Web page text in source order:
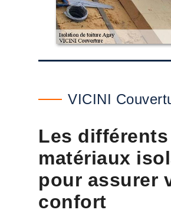
VICINI
Les différents
matériaux
pour assurer
confort